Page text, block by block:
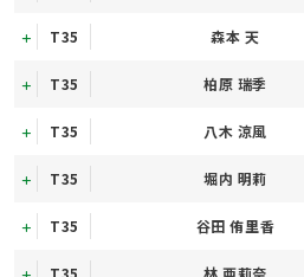
T35 森本 天
T35 柏原 瑞季
T35 八木 涼風
T35 堀内 明莉
T35 谷田 侑里香
T35 林 亜莉奈